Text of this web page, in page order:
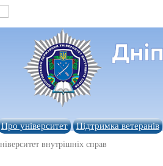
Про університет Підтримка ветеранів